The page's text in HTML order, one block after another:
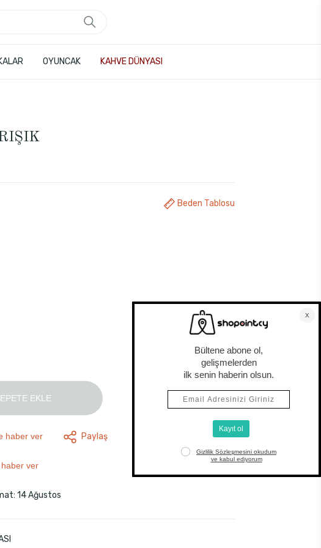
OYUNCAK KAHVE DÜNYASI
Beden Tablosu
EKLE
haber ver Paylaş
ver
14 Ağustos